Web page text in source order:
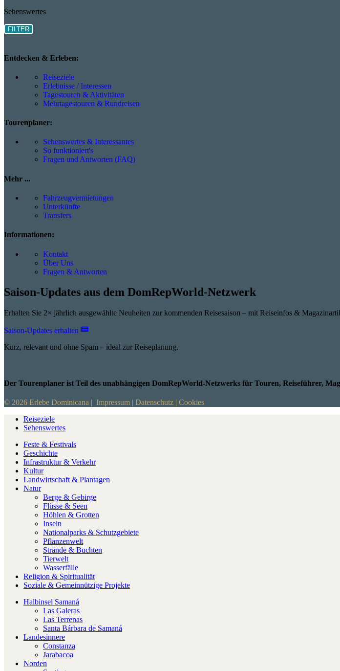
Sehenswertes
FILTER
Entdecken & Erleben:
Reiseziele
Erlebnisse / Interessen
Tagestouren & Aktivitäten
Mehrtagestouren & Rundreisen
Tourenplaner:
Sehenswertes & Interessantes
So funktioniert's
Fragen und Antworten (FAQ)
Mehr ...
Fahrzeugvermietungen
Unterkünfte
Transfers
Informationen:
Kontakt
Über Uns
Fragen & Antworten
Saison-Updates aus dem DomRepWorld-Netzwerk
Erhalten Sie 2× jährlich ausgewählte Neuheiten zur kommenden Reisesaison – mit Reiseinfos &
Saison-Updates erhalten
Kurz, relevant und ohne Spam – ideal zur Reiseplanung.
Der Tourenplaner ist Teil des unabhängigen DomRepWorld-Netzwerks für Touren, Reiseführer,
© 2026 Erlebe Dominicana | Impressum | Datenschutz | Cookies
Reiseziele
Sehenswertes
Feste & Festivals
Geschichte
Infrastruktur & Verkehr
Kultur
Landwirtschaft & Plantagen
Natur
Berge & Gebirge
Flüsse & Seen
Höhlen & Grotten
Inseln
Nationalparks & Schutzgebiete
Pflanzenwelt
Strände & Buchten
Tierwelt
Wasserfälle
Religion & Spiritualität
Soziale & Gemeinnützige Projekte
Halbinsel Samaná
Las Galeras
Las Terrenas
Santa Bárbara de Samaná
Landesinnere
Constanza
Jarabacoa
Norden